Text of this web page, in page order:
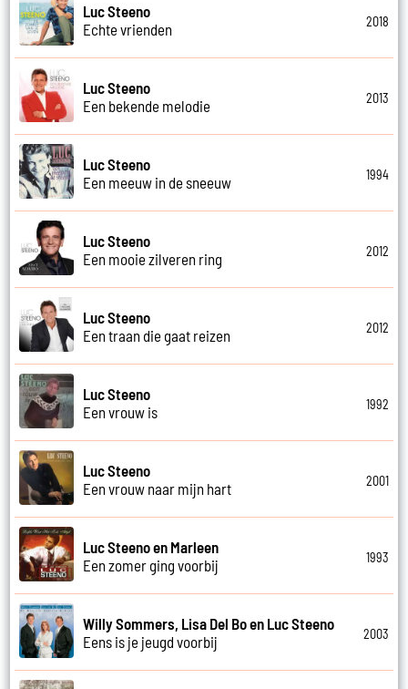
Luc Steeno
Echte vrienden
2018
Luc Steeno
Een bekende melodie
2013
Luc Steeno
Een meeuw in de sneeuw
1994
Luc Steeno
Een mooie zilveren ring
2012
Luc Steeno
Een traan die gaat reizen
2012
Luc Steeno
Een vrouw is
1992
Luc Steeno
Een vrouw naar mijn hart
2001
Luc Steeno en Marleen
Een zomer ging voorbij
1993
Willy Sommers, Lisa Del Bo en Luc Steeno
Eens is je jeugd voorbij
2003